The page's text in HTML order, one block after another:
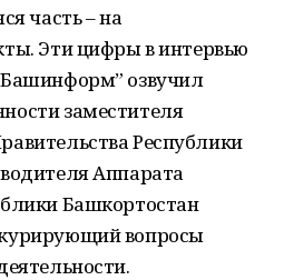
часть – на
Эти цифры в интервью
озвучил
заместителя
Республики
Аппарата
Башкортостан
вопросы